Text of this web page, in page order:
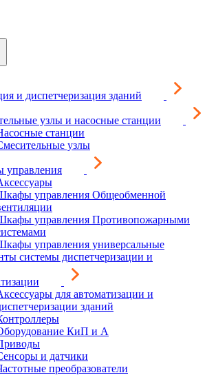
и диспетчеризация зданий
узлы и насосные станции
станции
узлы
управления Общеобменной
управления Противопожарными
управления универсальные
системы диспетчеризации и
для автоматизации и
зданий
КиП и А
и датчики
преобразователи